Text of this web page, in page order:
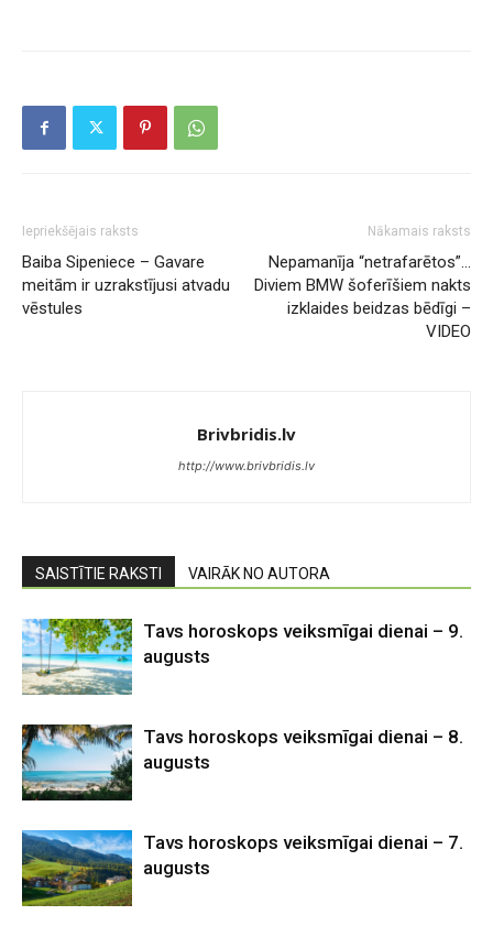
Iepriekšējais raksts
Baiba Sipeniece – Gavare
meitām ir uzrakstījusi atvadu
vēstules
Nākamais raksts
Nepamanīja “netrafarētos”…
Diviem BMW šoferīšiem nakts
izklaides beidzas bēdīgi –
VIDEO
Brivbridis.lv
http://www.brivbridis.lv
SAISTĪTIE RAKSTI VAIRĀK NO AUTORA
Tavs horoskops veiksmīgai dienai – 9.
augusts
Tavs horoskops veiksmīgai dienai – 8.
augusts
Tavs horoskops veiksmīgai dienai – 7.
augusts